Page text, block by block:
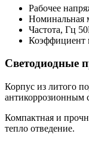
Рабочее
Номинальная
Частота, Гц
Коэффициент
Светодиодные
Корпус из литого
антикоррозионным
Компактная и
тепло отведение.